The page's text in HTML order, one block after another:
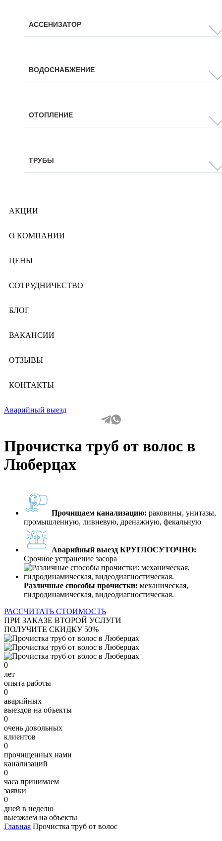
АССЕНИЗАТОР
ВОДОСНАБЖЕНИЕ
ОТОПЛЕНИЕ
ТРУБЫ
АКЦИИ
О КОМПАНИИ
ЦЕНЫ
СОТРУДНИЧЕСТВО
БЛОГ
ВАКАНСИИ
ОТЗЫВЫ
КОНТАКТЫ
Аварийный выезд
Прочистка труб от волос в
Люберцах
Прочищаем канализацию: раковины, унитазы,
промышленную, ливневую, дренажную, фекальную
Аварийный выезд КРУГЛОСУТОЧНО:
Срочное устранение засора
Различные способы прочистки: механическая,
гидродинамическая, видеодиагностическая.
РАССЧИТАТЬ СТОИМОСТЬ
ПРИ ЗАКАЗЕ ВТОРОЙ УСЛУГИ
ПОЛУЧИТЕ СКИДКУ 50%
0
лет
опыта работы
0
аварийных
выездов на объекты
0
очень довольных
клиентов
0
прочищенных нами
канализаций
0
часа принимаем
заявки
0
дней в неделю
выезжаем на объекты
Главная Прочистка труб от волос